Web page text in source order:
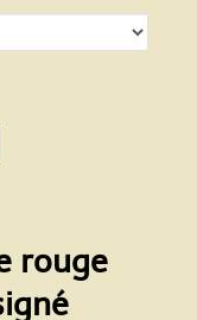
rouge